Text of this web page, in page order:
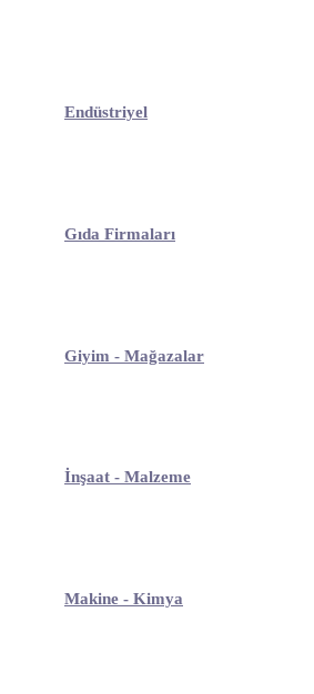
Endüstriyel
Gıda Firmaları
Giyim - Mağazalar
İnşaat - Malzeme
Makine - Kimya